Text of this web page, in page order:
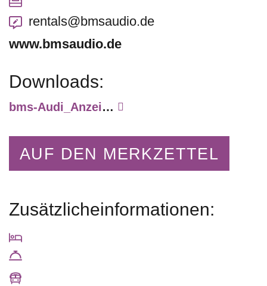
rentals@bmsaudio.de
www.bmsaudio.de
Downloads:
bms-Audi_Anzeige
AUF DEN MERKZETTEL